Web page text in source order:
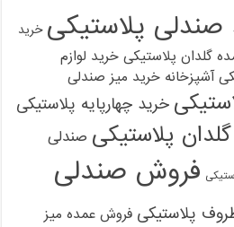
صندلی پلاستیکی خرید
گلدان پلاستیکی خرید لوازم
آشپزخانه خرید میز صندلی
خرید چهارپایه پلاستیکی
پلاستیکی صندلی
فروش صندلی
پلاستیکی فروش عمده میز